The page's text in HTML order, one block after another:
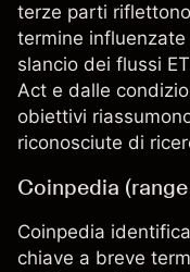
terze parti
termine
slancio dei flussi
Act e dalle
obiettivi
riconosciute di
Coinpedia
Coinpedia
chiave a breve